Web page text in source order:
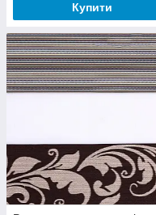
Купити